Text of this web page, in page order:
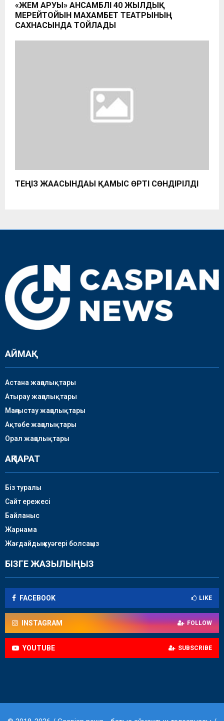
«ЖЕМ АРУЫ» АНСАМБЛІ 40 ЖЫЛДЫҚ
МЕРЕЙТОЙЫН МАХАМБЕТ ТЕАТРЫНЫҢ
САХНАСЫНДА ТОЙЛАДЫ
ТЕҢІЗ ЖАҒАСЫНДАҒЫ ҚАМЫС ӨРТІ СӨНДІРІЛДІ
АЙМАҚ
Астана жаңалықтары
Атырау жаңалықтары
Маңғыстау жаңалықтары
Ақтөбе жаңалықтары
Орал жаңалықтары
АҚПАРАТ
Біз туралы
Сайт ережесі
Байланыс
Жарнама
Жағдайдың куәгері болсаңыз
БІЗГЕ ЖАЗЫЛЫҢЫЗ
FACEBOOK LIKE
INSTAGRAM FOLLOW
YOUTUBE SUBSCRIBE